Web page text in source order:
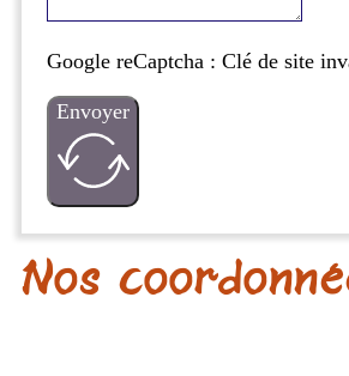
Google reCaptcha : Clé de site
Envoyer
Nos